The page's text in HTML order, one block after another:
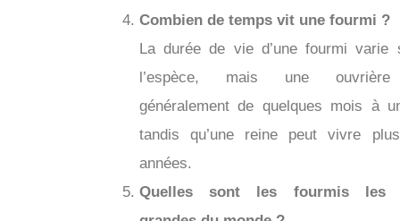
Combien de temps vit une fourmi ?
La durée de vie d’une fourmi varie
l’espèce, mais une
généralement de quelques mois à
tandis qu’une reine peut vivre
années.
Quelles sont les fourmis les